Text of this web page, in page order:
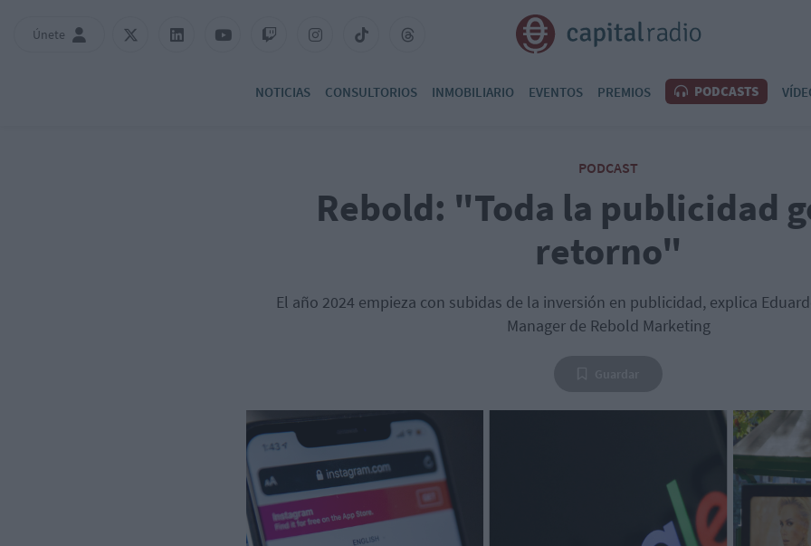
Únete
NOTICIAS CONSULTORIOS INMOBILIARIO EVENTOS PREMIOS PODCASTS
PODCAST
Rebold: "Toda la publicidad
retorno"
El año 2024 empieza con subidas de la inversión en publicidad, explica
Manager de Rebold Marketing